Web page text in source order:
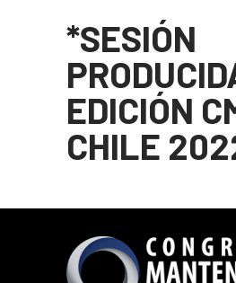
*SESIÓN
EDICIÓN
CHILE